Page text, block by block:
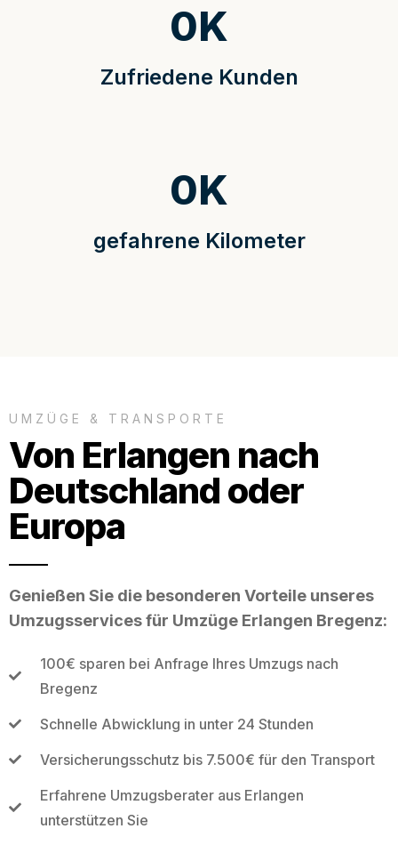
Zufriedene Kunden
0K
gefahrene Kilometer
0K
UMZÜGE & TRANSPORTE
Von Erlangen nach
Deutschland oder
Europa
Genießen Sie die besonderen Vorteile unseres
Umzugsservices für Umzüge Erlangen Bregenz:
100€ sparen bei Anfrage Ihres Umzugs nach
Bregenz
Schnelle Abwicklung in unter 24 Stunden
Versicherungsschutz bis 7.500€ für den Transport
Erfahrene Umzugsberater aus Erlangen
unterstützen Sie